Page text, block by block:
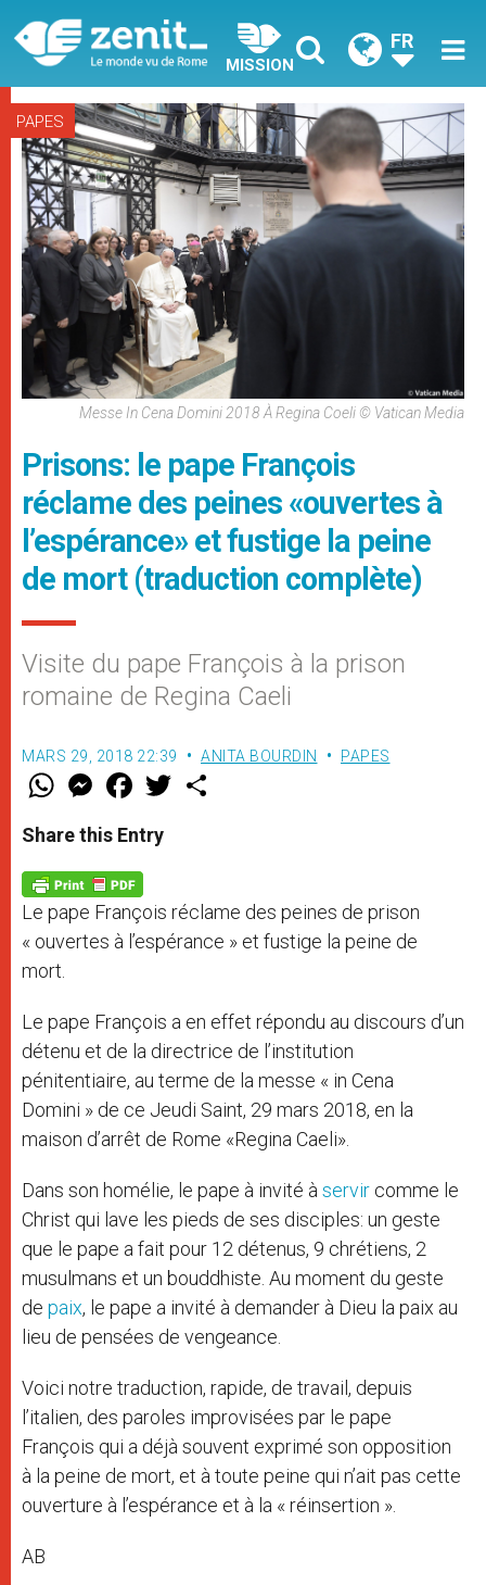
MISSION
FR
PAPES
Messe In Cena Domini 2018 À Regina Coeli © Vatican Media
Prisons: le pape François
réclame des peines «ouvertes à
l’espérance» et fustige la peine
de mort (traduction complète)
Visite du pape François à la prison
romaine de Regina Caeli
MARS 29, 2018 22:39 ANITA BOURDIN PAPES
W
t
s
p
p
M
e
s
e
g
e
r
F
a
e
b
o
k
w
Share this Entry
Le pape François réclame des peines de prison
« ouvertes à l’espérance » et fustige la peine de
mort.
Le pape François a en effet répondu au discours d’un
détenu et de la directrice de l’institution
pénitentiaire, au terme de la messe « in Cena
Domini » de ce Jeudi Saint, 29 mars 2018, en la
maison d’arrêt de Rome «Regina Caeli».
Dans son homélie, le pape à invité à servir comme le
Christ qui lave les pieds de ses disciples: un geste
que le pape a fait pour 12 détenus, 9 chrétiens, 2
musulmans et un bouddhiste. Au moment du geste
de paix, le pape a invité à demander à Dieu la paix au
lieu de pensées de vengeance.
Voici notre traduction, rapide, de travail, depuis
l’italien, des paroles improvisées par le pape
François qui a déjà souvent exprimé son opposition
à la peine de mort, et à toute peine qui n’ait pas cette
ouverture à l’espérance et à la « réinsertion ».
AB